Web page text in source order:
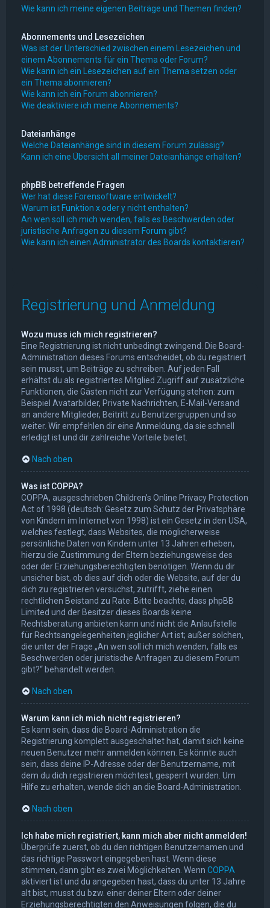
Wie kann ich meine eigenen Beiträge und Themen finden?
Abonnements und Lesezeichen
Was ist der Unterschied zwischen einem Lesezeichen und
einem Abonnements für ein Thema oder Forum?
Wie kann ich ein Lesezeichen auf ein Thema setzen oder
ein Thema abonnieren?
Wie kann ich ein Forum abonnieren?
Wie deaktiviere ich meine Abonnements?
Dateianhänge
Welche Dateianhänge sind in diesem Forum zulässig?
Kann ich eine Übersicht all meiner Dateianhänge erhalten?
phpBB betreffende Fragen
Wer hat diese Forensoftware entwickelt?
Warum ist Funktion x oder y nicht enthalten?
An wen soll ich mich wenden, falls es Beschwerden oder
juristische Anfragen zu diesem Forum gibt?
Wie kann ich einen Administrator des Boards kontaktieren?
Registrierung und Anmeldung
Wozu muss ich mich registrieren?
Eine Registrierung ist nicht unbedingt zwingend. Die Board-
Administration dieses Forums entscheidet, ob du registriert
sein musst, um Beiträge zu schreiben. Auf jeden Fall
erhältst du als registriertes Mitglied Zugriff auf zusätzliche
Funktionen, die Gästen nicht zur Verfügung stehen: zum
Beispiel Avatarbilder, Private Nachrichten, E-Mail-Versand
an andere Mitglieder, Beitritt zu Benutzergruppen und so
weiter. Wir empfehlen dir eine Anmeldung, da sie schnell
erledigt ist und dir zahlreiche Vorteile bietet.
Nach oben
Was ist COPPA?
COPPA, ausgeschrieben Children’s Online Privacy Protection
Act of 1998 (deutsch: Gesetz zum Schutz der Privatsphäre
von Kindern im Internet von 1998) ist ein Gesetz in den USA,
welches festlegt, dass Websites, die möglicherweise
persönliche Daten von Kindern unter 13 Jahren erheben,
hierzu die Zustimmung der Eltern beziehungsweise des
oder der Erziehungsberechtigten benötigen. Wenn du dir
unsicher bist, ob dies auf dich oder die Website, auf der du
dich zu registrieren versuchst, zutrifft, ziehe einen
rechtlichen Beistand zu Rate. Bitte beachte, dass phpBB
Limited und der Besitzer dieses Boards keine
Rechtsberatung anbieten kann und nicht die Anlaufstelle
für Rechtsangelegenheiten jeglicher Art ist; außer solchen,
die unter der Frage „An wen soll ich mich wenden, falls es
Beschwerden oder juristische Anfragen zu diesem Forum
gibt?“ behandelt werden.
Nach oben
Warum kann ich mich nicht registrieren?
Es kann sein, dass die Board-Administration die
Registrierung komplett ausgeschaltet hat, damit sich keine
neuen Benutzer mehr anmelden können. Es könnte auch
sein, dass deine IP-Adresse oder der Benutzername, mit
dem du dich registrieren möchtest, gesperrt wurden. Um
Hilfe zu erhalten, wende dich an die Board-Administration.
Nach oben
Ich habe mich registriert, kann mich aber nicht anmelden!
Überprüfe zuerst, ob du den richtigen Benutzernamen und
das richtige Passwort eingegeben hast. Wenn diese
stimmen, dann gibt es zwei Möglichkeiten. Wenn COPPA
aktiviert ist und du angegeben hast, dass du unter 13 Jahre
alt bist, musst du bzw. einer deiner Eltern oder deiner
Erziehungsberechtigten den Anweisungen folgen, die du